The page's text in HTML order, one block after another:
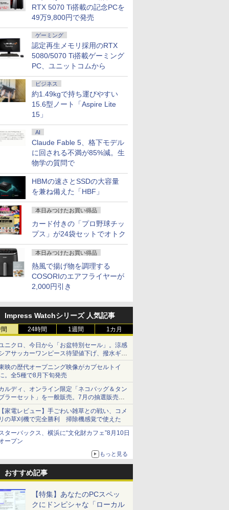
RTX 5070 Ti搭載の記念PCを
49万9,800円で発売
ゲーミング
認定再生メモリ採用のRTX
5080/5070 Ti搭載ゲーミング
PC、ユニットコムから
ビジネス
約1.49kgで持ち運びやすい
15.6型ノート「Aspire Lite
15」
AI
Claude Fable 5、格下モデル
に回される不満が85%減。生
物学の質問で
HBMの速さとSSDの大容量
を兼ね備えた「HBF」
本日みつけたお買い得品
カード付きの「プロ野球チッ
プス」が24袋セットでオトク
本日みつけたお買い得品
熱風で揚げ物を調理する
COSORIのエアフライヤーが
2,000円引き
Impress Watchシリーズ 人気記事
24時間 1週間 1カ月
ニクロ、今日から「お盆特別セール」。涼感
アサッカーワンピース待望値下げ、撥水ギア
ョーツは1990円に
映の歴代オープニング映像がカプセルトイ
。全5種で8月下旬発売
ルディ、オンライン限定「ネコバッグ＆タン
ラーセット」を一般販売。7月の抽選販売の
選無効分
家電レビュー】手ごわい雑草との戦い、コメ
の草刈機で完全勝利 掃除機感覚で使えた
ターバックス、横浜に“文化財カフェ”8月10日
ープン
もっと見る
おすすめ記事
【特集】あなたのPCスペッ
クにドンピシャな「ローカル